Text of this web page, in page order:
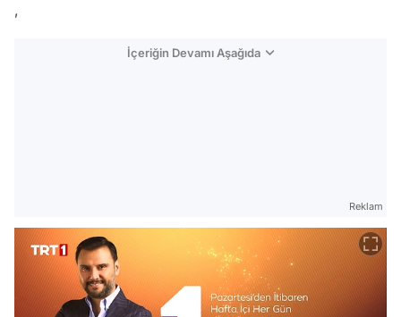
,
İçeriğin Devamı Aşağıda
Reklam